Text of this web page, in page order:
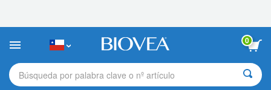
sitio
incluye
sistema
de
0
Búsqueda por palabra clave o nº artículo